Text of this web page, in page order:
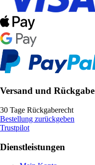
Versand und Rückgabe
30 Tage Rückgaberecht
Bestellung zurückgeben
Trustpilot
Dienstleistungen